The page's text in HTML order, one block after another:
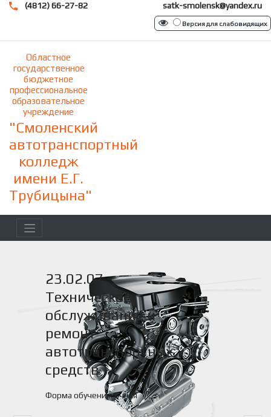
(4812) 66-27-82 satk-smolensk@yandex.ru
Версия для слабовидящих
Областное
государственное
бюджетное
профессиональное
образовательное
учреждение
"Смоленский
автотранспортный
колледж
имени Е.Г.
Трубицына"
23.02.07 -
Техническое
обслуживание и
ремонт
автотранспортных
средств
Форма обучения: очная